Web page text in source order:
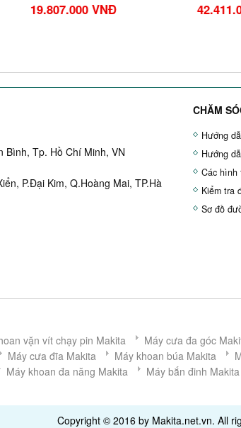
VNĐ 42.411.000 VNĐ
Bình, Tp. Hồ Chí Minh, VN
P.Đại Kim, Q.Hoàng Mai, TP.Hà
CHĂM
Hướng
Hướng
Các hình
Kiểm tra
Sơ đồ
vặn vít chạy pin Makita Máy cưa đa góc
Máy cưa đĩa Makita Máy khoan búa Makita
Máy khoan đa năng Makita Máy bắn đinh Makita
Copyright © 2016 by Makita.net.vn. All